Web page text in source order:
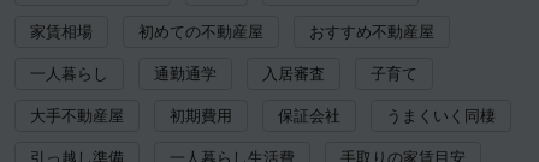
家賃相場 初めての不動産屋 おすすめ不動産屋
一人暮らし 通勤通学 入居審査 子育て
大手不動産屋 初期費用 保証会社 うまくいく同棲
引っ越し準備 一人暮らし生活費 手取りの家賃目安